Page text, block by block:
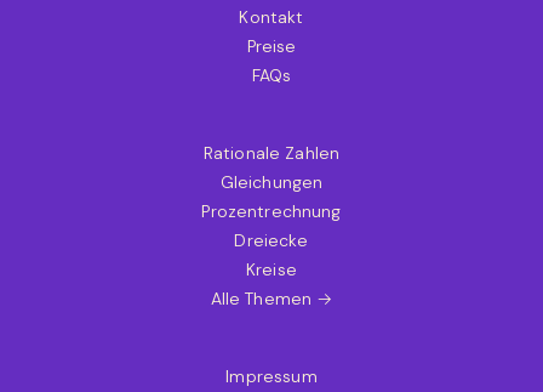
Kontakt
Preise
FAQs
Rationale Zahlen
Gleichungen
Prozentrechnung
Dreiecke
Kreise
Alle Themen →
Impressum